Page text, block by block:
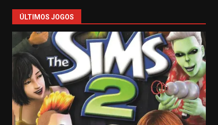
ÚLTIMOS JOGOS